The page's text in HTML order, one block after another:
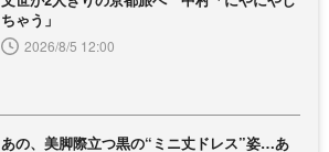
ちゃう」
2026/8/5 12:00
あの、美脚際立つ黒の“ミニ丈ドレス”姿…あ